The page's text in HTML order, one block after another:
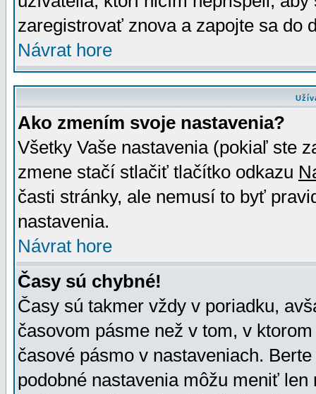
zaregistrovať znova a zapojte sa do
Návrat hore
Ako zmením svoje nastavenia?
Všetky Vaše nastavenia (pokiaľ ste
zmene stačí stlačiť tlačítko odkazu
časti stránky, ale nemusí to byť
nastavenia.
Návrat hore
Časy sú chybné!
Časy sú takmer vždy v poriadku,
časovom pásme než v tom, v
časové pásmo v nastaveniach.
podobné nastavenia môžu meniť